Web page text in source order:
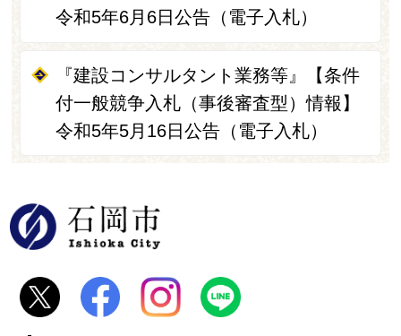
令和5年6月6日公告（電子入札）
『建設コンサルタント業務等』【条件
付一般競争入札（事後審査型）情報】
令和5年5月16日公告（電子入札）